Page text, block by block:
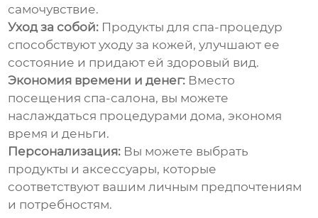
самочувствие.
Уход за собой: Продукты для спа-процедур
способствуют уходу за кожей, улучшают ее
состояние и придают ей здоровый вид.
Экономия времени и денег: Вместо
посещения спа-салона, вы можете
наслаждаться процедурами дома, экономя
время и деньги.
Персонализация: Вы можете выбрать
продукты и аксессуары, которые
соответствуют вашим личным предпочтениям
и потребностям.